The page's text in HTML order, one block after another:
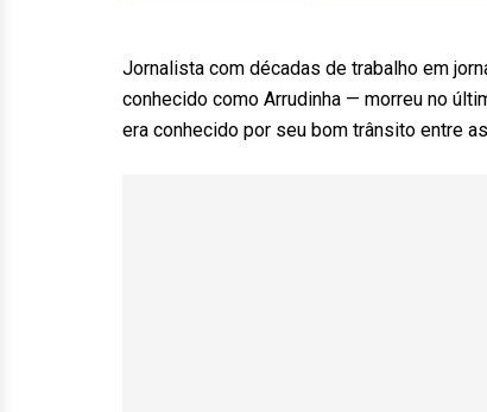
Jornalista com décadas de trabalho em
conhecido como Arrudinha — morreu no
era conhecido por seu bom trânsito entre